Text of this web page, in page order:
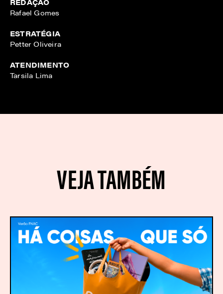
REDAÇÃO
Rafael Gomes
ESTRATÉGIA
Petter Oliveira
ATENDIMENTO
Tarsila Lima
VEJA TAMBÉM